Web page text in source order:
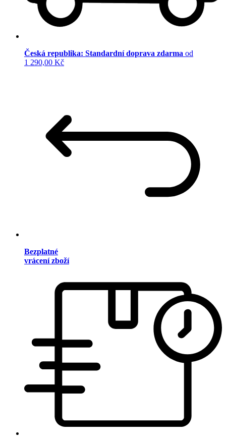
Česká republika: Standardní doprava zdarma od
1 290,00 Kč
Bezplatné
vrácení zboží